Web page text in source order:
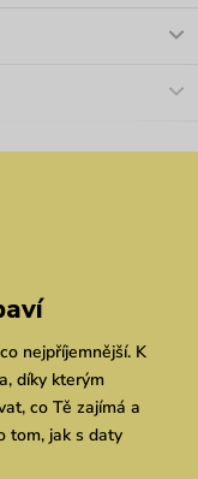
nejpříjemnější. K
díky kterým
co Tě zajímá a
tom, jak s daty